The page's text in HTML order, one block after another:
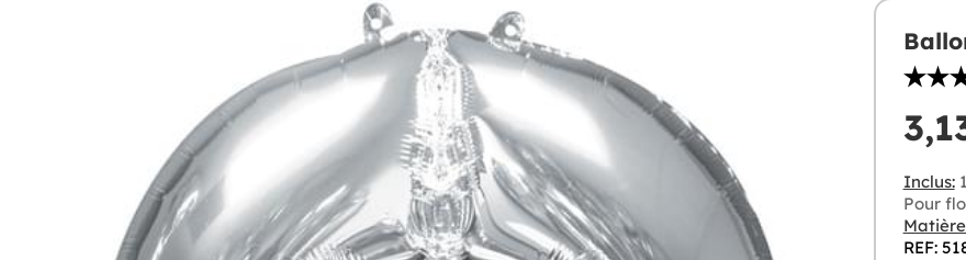
Inclus:
Pour
REF: